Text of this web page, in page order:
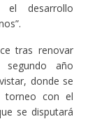
el desarrollo
tras renovar
año
donde se
torneo con el
se disputará